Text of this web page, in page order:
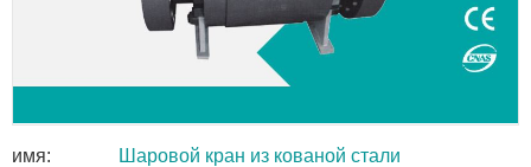
имя: Шаровой кран из кованой стали